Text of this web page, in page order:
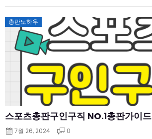
총판노하우
스포츠총판구인구직 NO.1총판가이드
Posted
on
7월 26, 2024 0